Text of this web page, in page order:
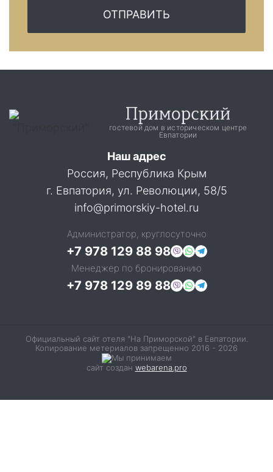
ОТПРАВИТЬ
гостевой дом в историческом центре
Евпатории
Наш адрес
Россия, Республика Крым
г. Евпатория, ул. Революции, 58/5
info@primorskiy-hotel.ru
Администратор, круглосуточно
+7 978 129 88 98
Менеджер по бронированию
+7 978 129 89 88
Официальный сайт отеля "На Приморской" в Евпатории.
Копирование метериалов запрещенно 2016 - 2026
сайт создан webarena.pro